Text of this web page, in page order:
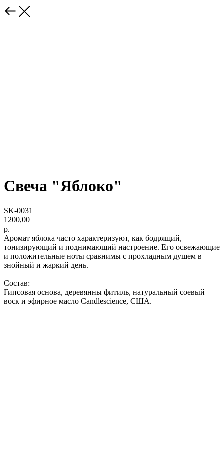
Свеча "Яблоко"
SK-0031
1200,00
р.
Аромат яблока часто характеризуют, как бодрящий,
тонизирующий и поднимающий настроение. Его освежающие
и положительные ноты сравнимы с прохладным душем в
знойный и жаркий день.
Состав:
Гипсовая основа, деревянны фитиль, натуральный соевый
воск и эфирное масло Candlescience, США.